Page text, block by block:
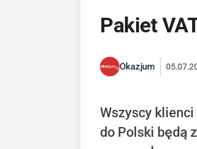
Pakiet
Okazjum
Wszyscy
do Polski będą